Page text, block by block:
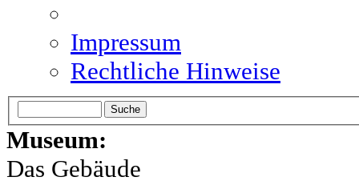
Impressum
Rechtliche Hinweise
Museum:
Das Gebäude